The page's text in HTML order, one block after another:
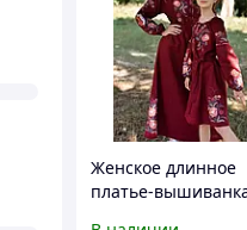
Женское длинное
платье-